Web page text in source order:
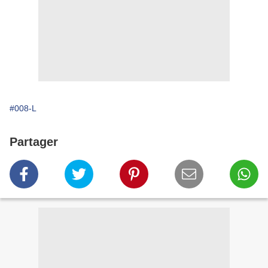
#008-L
Partager